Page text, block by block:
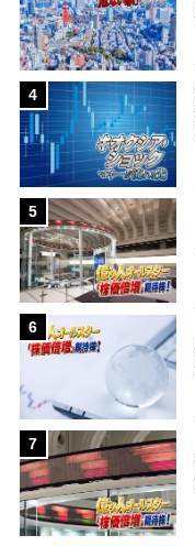
4
5
6
7